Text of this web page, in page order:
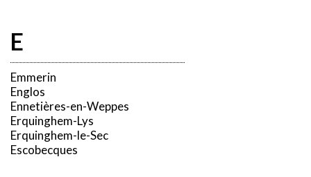
E
Emmerin
Englos
Ennetières-en-Weppes
Erquinghem-Lys
Erquinghem-le-Sec
Escobecques